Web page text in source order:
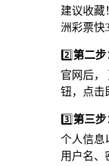
建议收藏
洲彩票快
2️⃣第二步
官网后，
钮，点击
3️⃣第三步
个人信息
用户名、